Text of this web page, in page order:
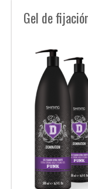
Gel de